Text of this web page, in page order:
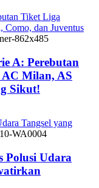
Tiket Liga
Como, dan Juventus
A: Perebutan
Milan, AS
Sikut!
Tangsel yang
Polusi Udara